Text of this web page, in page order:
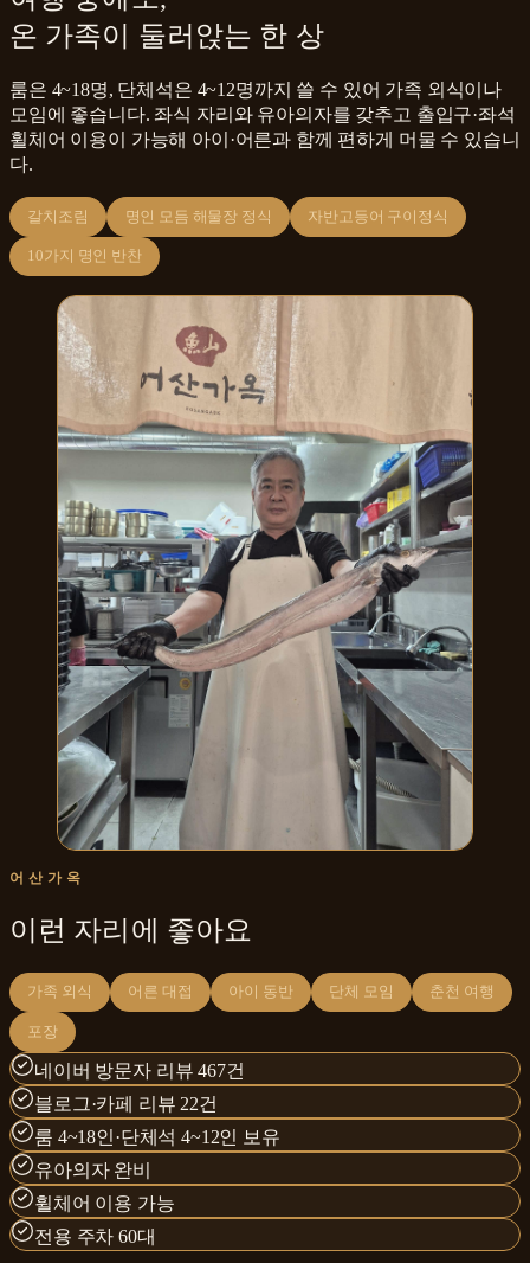
온 가족이 둘러앉는 한 상
룸은 4~18명, 단체석은 4~12명까지 쓸 수 있어 가족 외식이나
모임에 좋습니다. 좌식 자리와 유아의자를 갖추고 출입구·좌석
휠체어 이용이 가능해 아이·어른과 함께 편하게 머물 수 있습니
다.
갈치조림 명인 모듬 해물장 정식 자반고등어 구이정식
10가지 명인 반찬
어산가옥
이런 자리에 좋아요
가족 외식 어른 대접 아이 동반 단체 모임 춘천 여행
포장
네이버 방문자 리뷰 467건
블로그·카페 리뷰 22건
룸 4~18인·단체석 4~12인 보유
유아의자 완비
휠체어 이용 가능
전용 주차 60대